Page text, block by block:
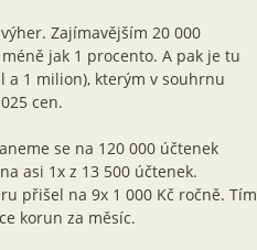
Zajímavějším 20 000
jak 1 procento. A pak je tu
a 1 milion), kterým v souhrnu
cen.
se na 120 000 účtenek
asi 1x z 13 500 účtenek.
přišel na 9x 1 000 Kč ročně. Tím
korun za měsíc.